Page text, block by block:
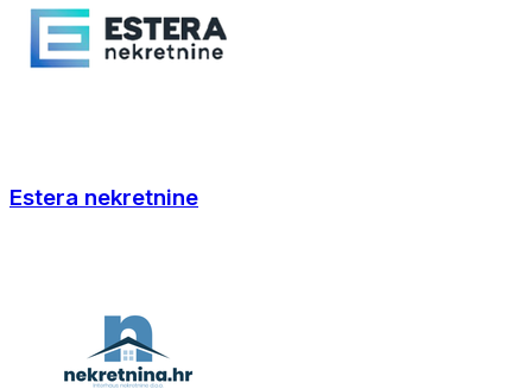
Estera nekretnine